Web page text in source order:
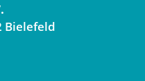
Bielefeld